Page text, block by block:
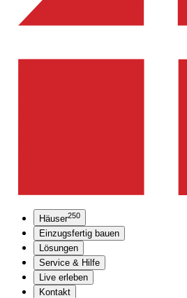
Häuser250
Einzugsfertig bauen
Lösungen
Service & Hilfe
Live erleben
Kontakt